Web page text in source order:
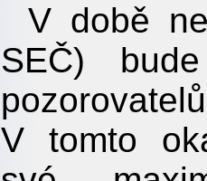
V době
SEČ)
V tomto